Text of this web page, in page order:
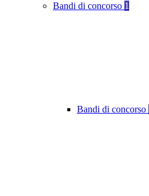
Bandi di concorso 1
Bandi di concorso